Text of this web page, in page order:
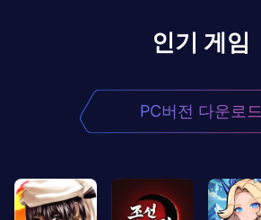
인기 게임
PC버전 다운로드